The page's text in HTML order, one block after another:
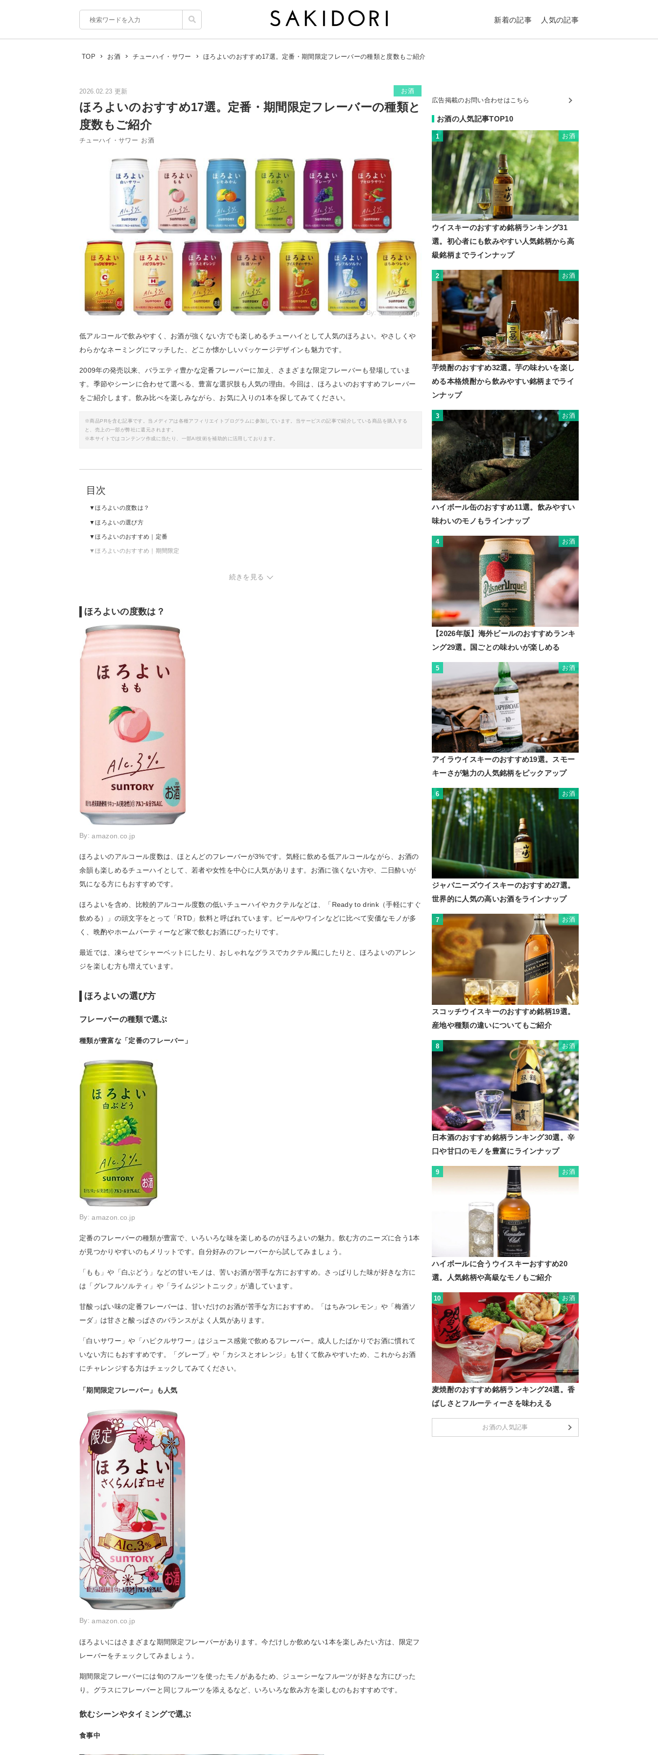
新着の記事 人気の記事
TOP お酒 チューハイ・サワー ほろよいのおすすめ17選。定番・期間限定フレーバーの種類と度数もご紹介
2026.02.23 更新 お酒
ほろよいのおすすめ17選。定番・期間限定フレーバーの種類と
度数もご紹介
チューハイ・サワー お酒
By:suntory.co.jp
低アルコールで飲みやすく、お酒が強くない方でも楽しめるチューハイとして人気のほろよい。やさしくや
わらかなネーミングにマッチした、どこか懐かしいパッケージデザインも魅力です。
2009年の発売以来、バラエティ豊かな定番フレーバーに加え、さまざまな限定フレーバーも登場していま
す。季節やシーンに合わせて選べる、豊富な選択肢も人気の理由。今回は、ほろよいのおすすめフレーバー
をご紹介します。飲み比べを楽しみながら、お気に入りの1本を探してみてください。
※商品PRを含む記事です。当メディアは各種アフィリエイトプログラムに参加しています。当サービスの記事で紹介している商品を購入する
と、売上の一部が弊社に還元されます。
※本サイトではコンテンツ作成に当たり、一部AI技術を補助的に活用しております。
目次
ほろよいの度数は？
ほろよいの選び方
ほろよいのおすすめ｜定番
ほろよいのおすすめ｜期間限定
続きを見る
ほろよいの度数は？
By:amazon.co.jp
ほろよいのアルコール度数は、ほとんどのフレーバーが3%です。気軽に飲める低アルコールながら、お酒の
余韻も楽しめるチューハイとして、若者や女性を中心に人気があります。お酒に強くない方や、二日酔いが
気になる方にもおすすめです。
ほろよいを含め、比較的アルコール度数の低いチューハイやカクテルなどは、「Ready to drink（手軽にすぐ
飲める）」の頭文字をとって「RTD」飲料と呼ばれています。ビールやワインなどに比べて安価なモノが多
く、晩酌やホームパーティーなど家で飲むお酒にぴったりです。
最近では、凍らせてシャーベットにしたり、おしゃれなグラスでカクテル風にしたりと、ほろよいのアレン
ジを楽しむ方も増えています。
ほろよいの選び方
フレーバーの種類で選ぶ
種類が豊富な「定番のフレーバー」
By:amazon.co.jp
定番のフレーバーの種類が豊富で、いろいろな味を楽しめるのがほろよいの魅力。飲む方のニーズに合う1本
が見つかりやすいのもメリットです。自分好みのフレーバーから試してみましょう。
「もも」や「白ぶどう」などの甘いモノは、苦いお酒が苦手な方におすすめ。さっぱりした味が好きな方に
は「グレフルソルティ」や「ライムジントニック」が適しています。
甘酸っぱい味の定番フレーバーは、甘いだけのお酒が苦手な方におすすめ。「はちみつレモン」や「梅酒ソ
ーダ」は甘さと酸っぱさのバランスがよく人気があります。
「白いサワー」や「ハピクルサワー」はジュース感覚で飲めるフレーバー。成人したばかりでお酒に慣れて
いない方にもおすすめです。「グレープ」や「カシスとオレンジ」も甘くて飲みやすいため、これからお酒
にチャレンジする方はチェックしてみてください。
「期間限定フレーバー」も人気
By:amazon.co.jp
ほろよいにはさまざまな期間限定フレーバーがあります。今だけしか飲めない1本を楽しみたい方は、限定フ
レーバーをチェックしてみましょう。
期間限定フレーバーには旬のフルーツを使ったモノがあるため、ジューシーなフルーツが好きな方にぴった
り。グラスにフレーバーと同じフルーツを添えるなど、いろいろな飲み方を楽しむのもおすすめです。
飲むシーンやタイミングで選ぶ
食事中
広告掲載のお問い合わせはこちら
お酒の人気記事TOP10
1 お酒
ウイスキーのおすすめ銘柄ランキング31
選。初心者にも飲みやすい人気銘柄から高
級銘柄までラインナップ
2 お酒
芋焼酎のおすすめ32選。芋の味わいを楽し
める本格焼酎から飲みやすい銘柄までライ
ンナップ
3 お酒
ハイボール缶のおすすめ11選。飲みやすい
味わいのモノもラインナップ
4 お酒
【2026年版】海外ビールのおすすめランキ
ング29選。国ごとの味わいが楽しめる
5 お酒
アイラウイスキーのおすすめ19選。スモー
キーさが魅力の人気銘柄をピックアップ
6 お酒
ジャパニーズウイスキーのおすすめ27選。
世界的に人気の高いお酒をラインナップ
7 お酒
スコッチウイスキーのおすすめ銘柄19選。
産地や種類の違いについてもご紹介
8 お酒
日本酒のおすすめ銘柄ランキング30選。辛
口や甘口のモノを豊富にラインナップ
9 お酒
ハイボールに合うウイスキーおすすめ20
選。人気銘柄や高級なモノもご紹介
10 お酒
麦焼酎のおすすめ銘柄ランキング24選。香
ばしさとフルーティーさを味わえる
お酒の人気記事